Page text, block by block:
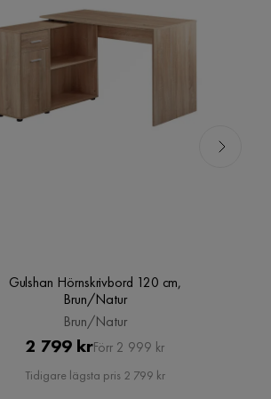
Gulshan Hörnskrivbord 120 cm,
Brun/Natur
Brun/Natur
Pris
2 799 krOriginal
Pris
Förr 2 999 kr
Tidigare lägsta pris 2 799 kr